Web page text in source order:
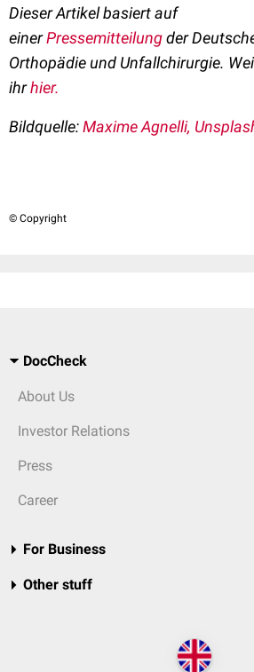
Dieser Artikel basiert auf
einerPressemitteilungder
Orthopädie und Unfallchirurgie.
ihrhier.
Bildquelle:Maxime Agnelli,
© Copyright
DocCheck
About Us
Investor Relations
Press
Career
For Business
Other stuff